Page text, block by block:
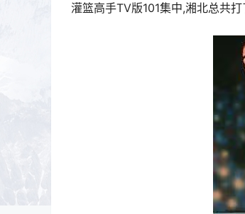
灌篮高手TV版101集中,湘北总共